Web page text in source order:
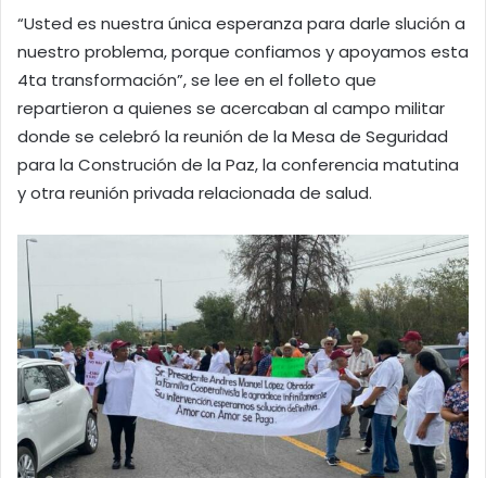
“Usted es nuestra única esperanza para darle slución a
nuestro problema, porque confiamos y apoyamos esta
4ta transformación”, se lee en el folleto que
repartieron a quienes se acercaban al campo militar
donde se celebró la reunión de la Mesa de Seguridad
para la Construción de la Paz, la conferencia matutina
y otra reunión privada relacionada de salud.